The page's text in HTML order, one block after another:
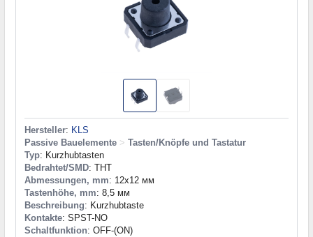
Hersteller: KLS
Passive Bauelemente > Tasten/Knöpfe und Tastatur
Typ: Kurzhubtasten
Bedrahtet/SMD: THT
Abmessungen, mm: 12x12 мм
Tastenhöhe, mm: 8,5 мм
Beschreibung: Kurzhubtaste
Kontakte: SPST-NO
Schaltfunktion: OFF-(ON)